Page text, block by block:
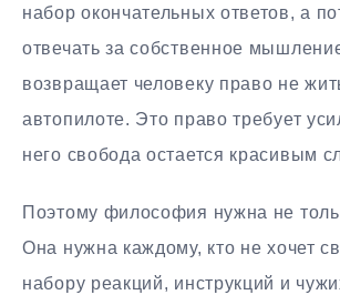
набор окончательных ответов, а
отвечать за собственное
возвращает человеку право не
автопилоте. Это право требует
него свобода остается красивым
Поэтому философия нужна не
Она нужна каждому, кто не хочет
набору реакций, инструкций и